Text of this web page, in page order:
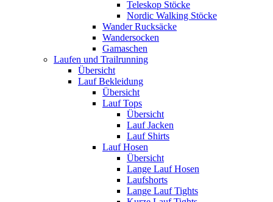
Teleskop Stöcke
Nordic Walking Stöcke
Wander Rucksäcke
Wandersocken
Gamaschen
Laufen und Trailrunning
Übersicht
Lauf Bekleidung
Übersicht
Lauf Tops
Übersicht
Lauf Jacken
Lauf Shirts
Lauf Hosen
Übersicht
Lange Lauf Hosen
Laufshorts
Lange Lauf Tights